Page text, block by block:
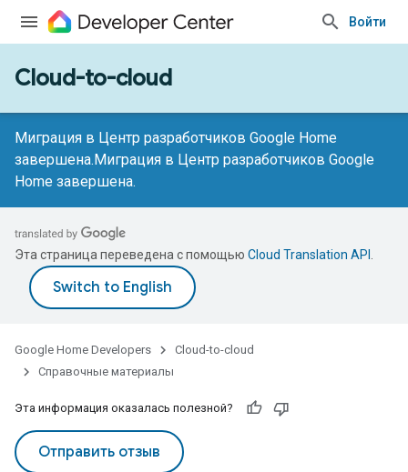
Войти
Cloud-to-cloud
Миграция в Центр разработчиков Google Home
завершена.Миграция в Центр разработчиков Google
Home завершена.
Эта страница переведена с помощью Cloud Translation API
Google Home Developers
Cloud-to-cloud
Справочные материалы
Эта информация оказалась полезной?
Отправить отзыв